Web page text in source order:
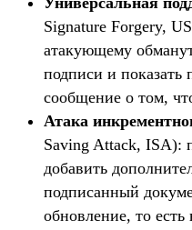
Signature Forgery,
атакующему
подписи и показать
сообщение о том,
Атака
Saving Attack, ISA):
добавить
подписанный
обновление, то